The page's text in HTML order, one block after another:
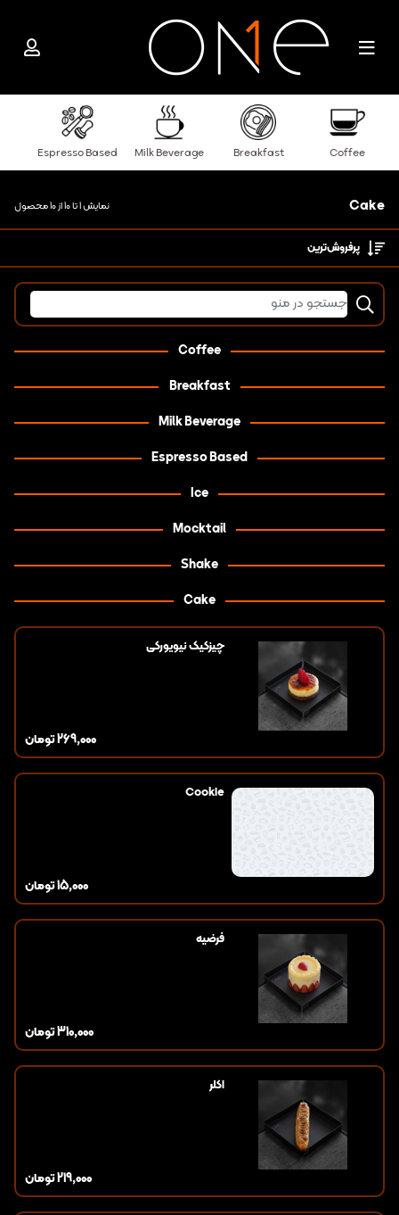
Coffee
Breakfast
Milk Beverage
Espresso Based
Cake نمایش 1 تا 10 از 10 محصول
پرفروش‌ترین‌
Coffee
Breakfast
Milk Beverage
Espresso Based
Ice
Mocktail
Shake
Cake
چیزکیک نیویورکی
269,000تومان
Cookie
15,000تومان
فرضیه
310,000تومان
اکلر
219,000تومان